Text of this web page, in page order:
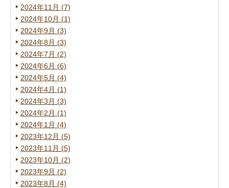
2024年11月 (7)
2024年10月 (1)
2024年9月 (3)
2024年8月 (3)
2024年7月 (2)
2024年6月 (6)
2024年5月 (4)
2024年4月 (1)
2024年3月 (3)
2024年2月 (1)
2024年1月 (4)
2023年12月 (5)
2023年11月 (5)
2023年10月 (2)
2023年9月 (2)
2023年8月 (4)